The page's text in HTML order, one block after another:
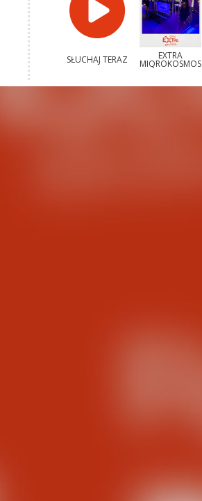
SŁUCHAJ TERAZ EXTRA
MIQROKOSMOS